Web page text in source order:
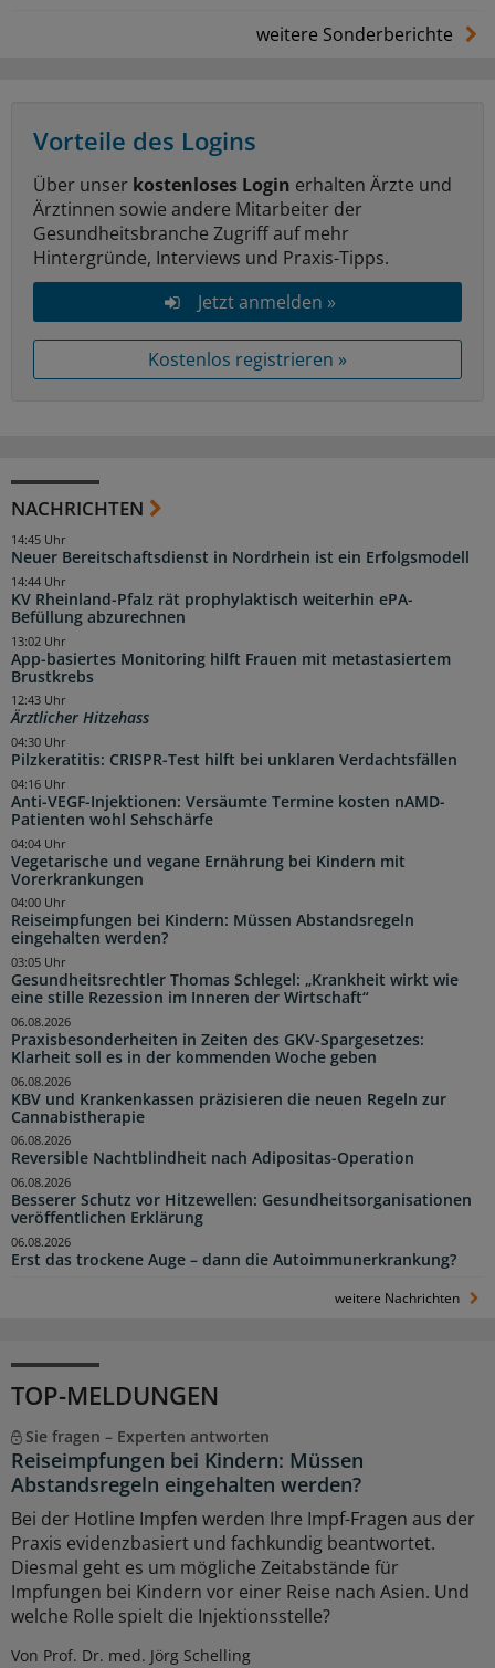
weitere Sonderberichte
Vorteile des Logins
Über unser kostenloses Login erhalten Ärzte und
Ärztinnen sowie andere Mitarbeiter der
Gesundheitsbranche Zugriff auf mehr
Hintergründe, Interviews und Praxis-Tipps.
Jetzt anmelden »
Kostenlos registrieren »
NACHRICHTEN
Neuer Bereitschaftsdienst in Nordrhein ist ein Erfolgsmodell
14:45 Uhr
KV Rheinland-Pfalz rät prophylaktisch weiterhin ePA-
Befüllung abzurechnen
14:44 Uhr
App-basiertes Monitoring hilft Frauen mit metastasiertem
Brustkrebs
13:02 Uhr
Ärztlicher Hitzehass
12:43 Uhr
Pilzkeratitis: CRISPR-Test hilft bei unklaren Verdachtsfällen
04:30 Uhr
Anti-VEGF-Injektionen: Versäumte Termine kosten nAMD-
Patienten wohl Sehschärfe
04:16 Uhr
Vegetarische und vegane Ernährung bei Kindern mit
Vorerkrankungen
04:04 Uhr
Reiseimpfungen bei Kindern: Müssen Abstandsregeln
eingehalten werden?
04:00 Uhr
Gesundheitsrechtler Thomas Schlegel: „Krankheit wirkt wie
eine stille Rezession im Inneren der Wirtschaft“
03:05 Uhr
Praxisbesonderheiten in Zeiten des GKV-Spargesetzes:
Klarheit soll es in der kommenden Woche geben
06.08.2026
KBV und Krankenkassen präzisieren die neuen Regeln zur
Cannabistherapie
06.08.2026
Reversible Nachtblindheit nach Adipositas-Operation
06.08.2026
Besserer Schutz vor Hitzewellen: Gesundheitsorganisationen
veröffentlichen Erklärung
06.08.2026
Erst das trockene Auge – dann die Autoimmunerkrankung?
06.08.2026
weitere Nachrichten
TOP-MELDUNGEN
Sie fragen – Experten antworten
Reiseimpfungen bei Kindern: Müssen
Abstandsregeln eingehalten werden?
Bei der Hotline Impfen werden Ihre Impf-Fragen aus der
Praxis evidenzbasiert und fachkundig beantwortet.
Diesmal geht es um mögliche Zeitabstände für
Impfungen bei Kindern vor einer Reise nach Asien. Und
welche Rolle spielt die Injektionsstelle?
Von Prof. Dr. med. Jörg Schelling